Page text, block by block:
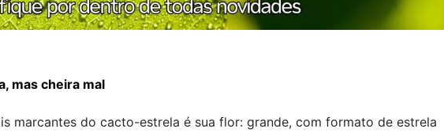
mas cheira mal
marcantes do cacto-estrela é sua flor: grande, com formato de estrela